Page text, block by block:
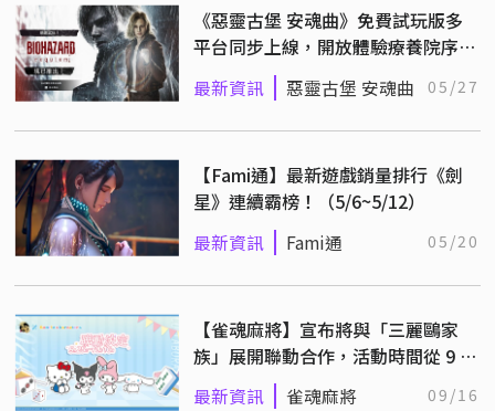
《惡靈古堡 安魂曲》免費試玩版多
平台同步上線，開放體驗療養院序章
驚悚內容！
最新資訊 惡靈古堡 安魂曲 05/27
【Fami通】最新遊戲銷量排行《劍
星》連續霸榜！（5/6~5/12）
最新資訊 Fami通 05/20
【雀魂麻將】宣布將與「三麗鷗家
族」展開聯動合作，活動時間從 9 月
25 日起！
最新資訊 雀魂麻將 09/16